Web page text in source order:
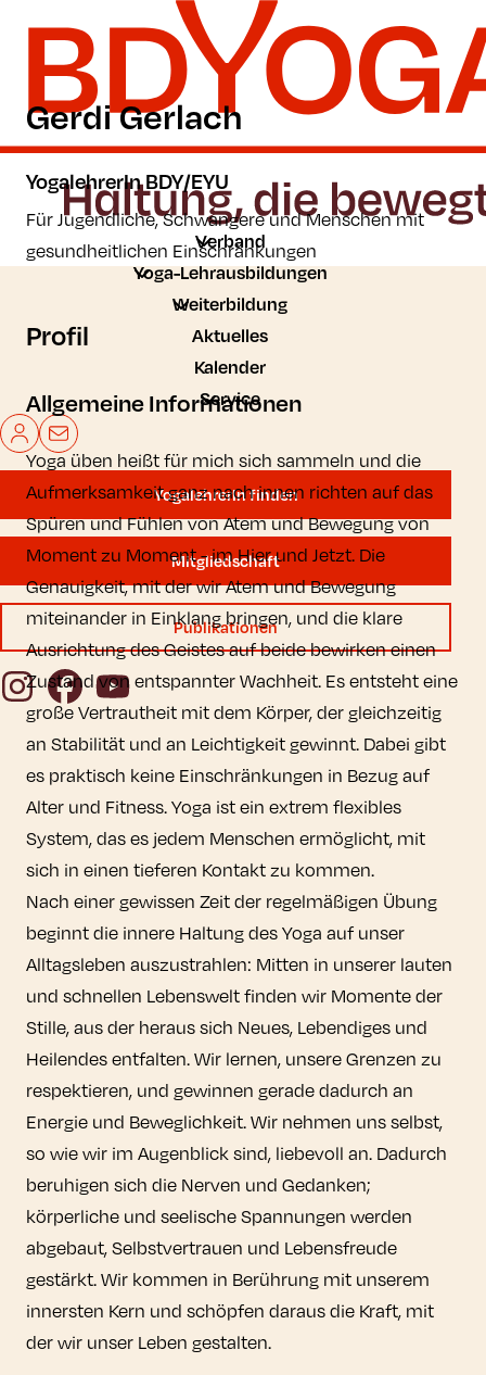
Zum Hauptinhalt der Seite springen
Zur Startseite navigieren
Verband
Yoga-Lehrausbildungen
Weiterbildung
Aktuelles
Kalender
Service
Mein BDYoga
Kontakt
YogalehrerIn finden
Mitgliedschaft
Publikationen
InstagramFacebookYouTube
Gerdi Gerlach
YogalehrerIn BDY/EYU
Für Jugendliche, Schwangere und Menschen mit
gesundheitlichen Einschränkungen
Profil
Allgemeine Informationen
Yoga üben heißt für mich sich sammeln und die
Aufmerksamkeit ganz nach innen richten auf das
Spüren und Fühlen von Atem und Bewegung von
Moment zu Moment - im Hier und Jetzt. Die
Genauigkeit, mit der wir Atem und Bewegung
miteinander in Einklang bringen, und die klare
Ausrichtung des Geistes auf beide bewirken einen
Zustand von entspannter Wachheit. Es entsteht eine
große Vertrautheit mit dem Körper, der gleichzeitig
an Stabilität und an Leichtigkeit gewinnt. Dabei gibt
es praktisch keine Einschränkungen in Bezug auf
Alter und Fitness. Yoga ist ein extrem flexibles
System, das es jedem Menschen ermöglicht, mit
sich in einen tieferen Kontakt zu kommen.
Nach einer gewissen Zeit der regelmäßigen Übung
beginnt die innere Haltung des Yoga auf unser
Alltagsleben auszustrahlen: Mitten in unserer lauten
und schnellen Lebenswelt finden wir Momente der
Stille, aus der heraus sich Neues, Lebendiges und
Heilendes entfalten. Wir lernen, unsere Grenzen zu
respektieren, und gewinnen gerade dadurch an
Energie und Beweglichkeit. Wir nehmen uns selbst,
so wie wir im Augenblick sind, liebevoll an. Dadurch
beruhigen sich die Nerven und Gedanken;
körperliche und seelische Spannungen werden
abgebaut, Selbstvertrauen und Lebensfreude
gestärkt. Wir kommen in Berührung mit unserem
innersten Kern und schöpfen daraus die Kraft, mit
der wir unser Leben gestalten.